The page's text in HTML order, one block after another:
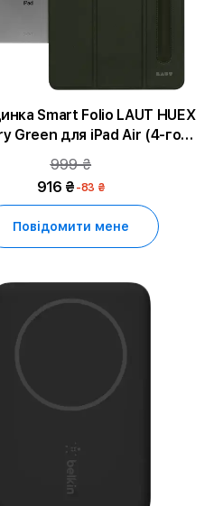
Smart Folio LAUT HUEX
Green для iPad Air (4-го
покоління)
999 ₴
916 ₴ -83 ₴
Повідомити мене